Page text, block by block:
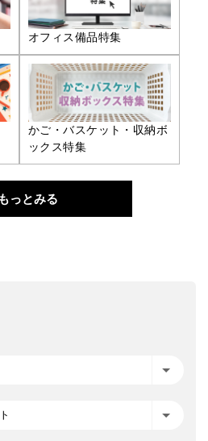
オフィス備品特集
かご・バスケット・収納ボ
ックス特集
もっとみる